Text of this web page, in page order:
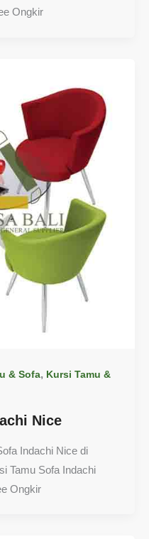
Ongkir
& Sofa, Kursi Tamu &
Nice
Indachi Nice di
Tamu Sofa Indachi
Ongkir